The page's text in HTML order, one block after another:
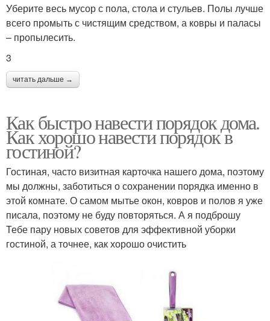
Уберите весь мусор с пола, стола и стульев. Полы лучше
всего промыть с чистящим средством, а ковры и паласы
– пропылесить.
3
читать дальше →
Как быстро навести порядок дома.
Как хорошо навести порядок в
гостиной?
Гостиная, часто визитная карточка нашего дома, поэтому
мы должны, заботиться о сохранении порядка именно в
этой комнате. О самом мытье окон, ковров и полов я уже
писала, поэтому не буду повторяться. А я подброшу
Тебе пару новых советов для эффективной уборки
гостиной, а точнее, как хорошо очистить